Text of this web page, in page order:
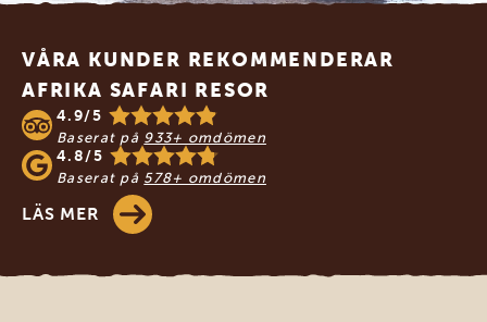
Footer
VÅRA KUNDER REKOMMENDERAR
AFRIKA SAFARI RESOR
4.9/5
Baserat på 933+ omdömen
4.8/5
Baserat på 578+ omdömen
LÄS MER